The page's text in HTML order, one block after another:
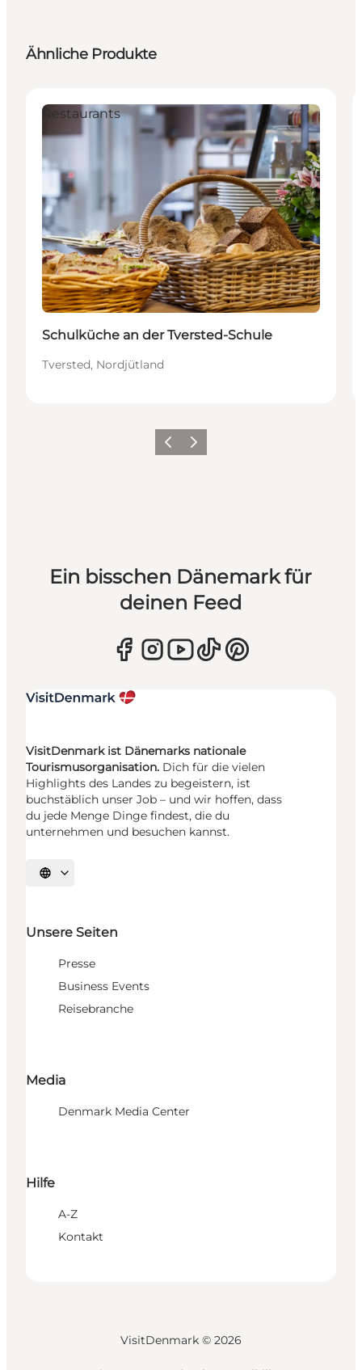
Ähnliche Produkte
Restaurants
Schulküche an der Tversted-Schule
Tversted, Nordjütland
ZurückWeiter
Ein bisschen Dänemark für
deinen Feed
VisitDenmark ist Dänemarks nationale
Tourismusorganisation. Dich für die vielen
Highlights des Landes zu begeistern, ist
buchstäblich unser Job – und wir hoffen, dass
du jede Menge Dinge findest, die du
unternehmen und besuchen kannst.
Sprache auswählen
Unsere Seiten
Presse
Business Events
Reisebranche
Media
Denmark Media Center
Hilfe
A-Z
Kontakt
VisitDenmark © 2026